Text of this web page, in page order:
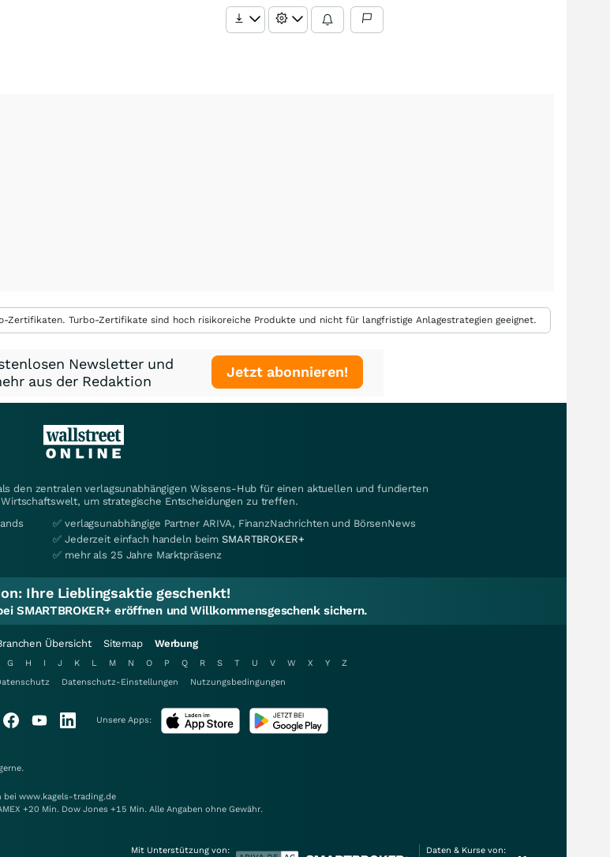
Turbo-Zertifikate sind hoch risikoreiche Produkte und nicht für langfristige Anlagestrategien geeignet.
Newsletter und
aus der Redaktion
Jetzt abonnieren!
den zentralen verlagsunabhängigen Wissens-Hub für einen aktuellen und fundierten
um strategische Entscheidungen zu treffen.
✅ verlagsunabhängige Partner ARIVA, FinanzNachrichten und BörsenNews
✅ Jederzeit einfach handeln beimSMARTBROKER+
✅ mehr als 25 Jahre Marktpräsenz
Ihre Lieblingsaktie geschenkt!
SMARTBROKER+ eröffnen und Willkommensgeschenk sichern.
Übersicht Sitemap Werbung
G H I J K L M N O P Q R S T U V W X Y
Z
Datenschutz-Einstellungen Nutzungsbedingungen
Unsere Apps:
bei www.kagels-trading.de
+20 Min. Dow Jones +15 Min. Alle Angaben ohne Gewähr.
Mit Unterstützung von: Daten & Kurse von: